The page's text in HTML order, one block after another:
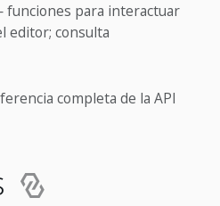
para interactuar
editor; consulta
completa de la API